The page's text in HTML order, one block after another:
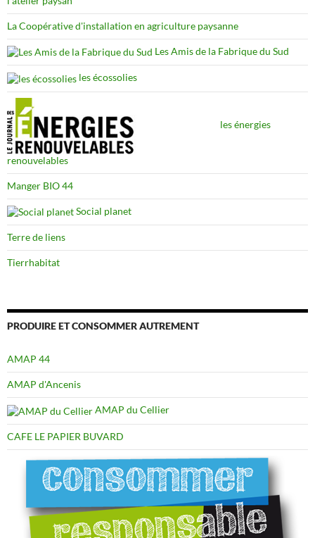
La Coopérative d'installation en agriculture paysanne
Les Amis de la Fabrique du Sud
les écossolies
les énergies
renouvelables
Manger BIO 44
Social planet
Terre de liens
Tierrhabitat
PRODUIRE ET CONSOMMER AUTREMENT
AMAP 44
AMAP d'Ancenis
AMAP du Cellier
CAFE LE PAPIER BUVARD